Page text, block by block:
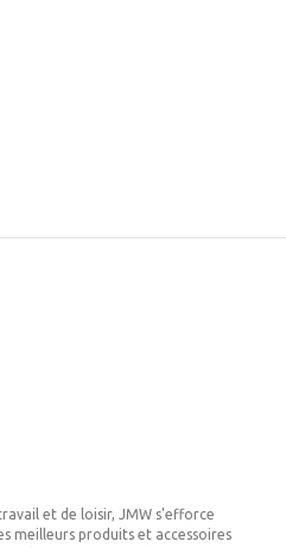
et de loisir, JMW s'efforce
meilleurs produits et accessoires